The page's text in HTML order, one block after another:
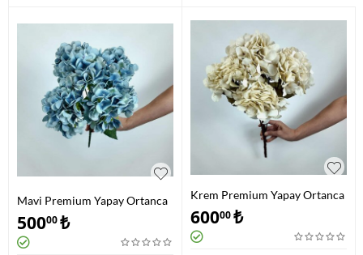
Mavi Premium Yapay Ortanca
50000₺
Krem Premium Yapay Ortanca
60000₺